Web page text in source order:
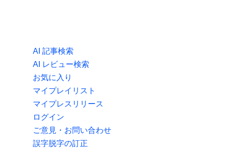
AI 記事検索
AI レビュー検索
お気に入り
マイプレイリスト
マイプレスリリース
ログイン
ご意見・お問い合わせ
誤字脱字の訂正